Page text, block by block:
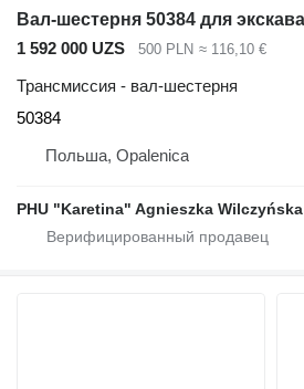
1 592 000 UZS 500 PLN ≈ 116,10 €
Трансмиссия - вал-шестерня
50384
Польша, Opalenica
PHU "Karetina" Agnieszka Wilczyńska